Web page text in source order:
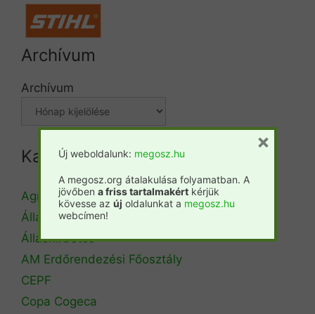
Archívum
Archívum
Kategóriák
Agrárminisztérium
Állásbörze
Álláshirdetés
AM Erdőrendezési Főosztály
CEPF
Copa Cogeca
Új weboldalunk: megosz.hu
A megosz.org átalakulása folyamatban. A
jövőben a friss tartalmakért kérjük
kövesse az új oldalunkat a megosz.hu
webcímen!
×